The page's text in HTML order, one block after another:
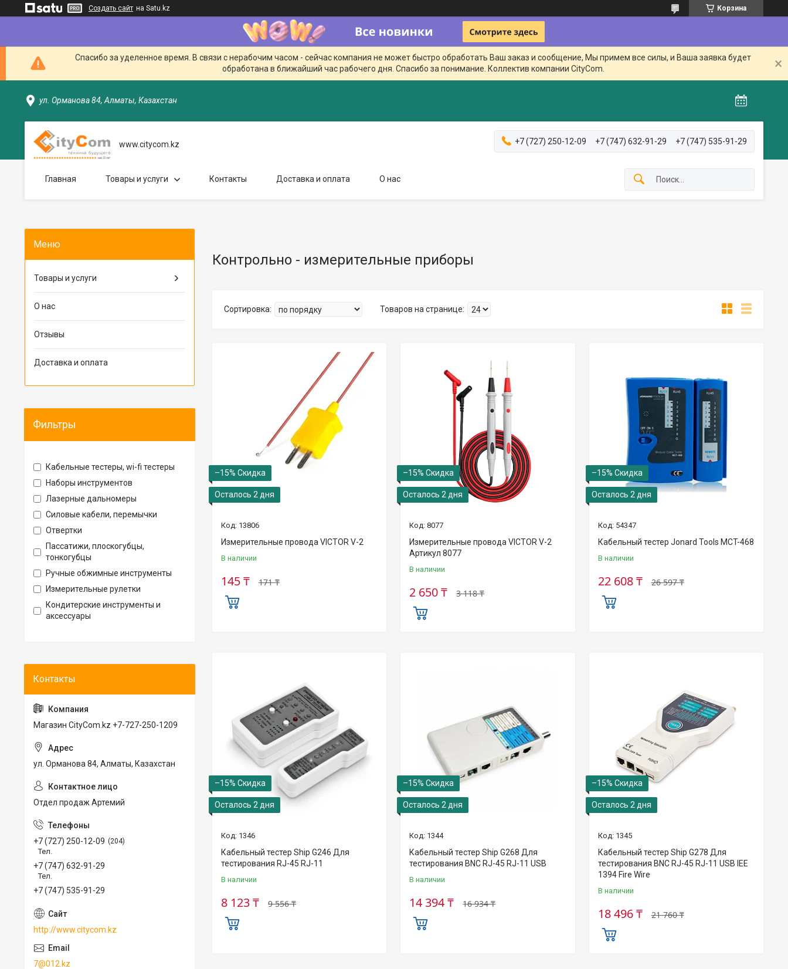
Создать сайт на Satu.kz Корзина
Спасибо за уделенное время. В связи с нерабочим часом - сейчас компания не может быстро обработать Ваш заказ и сообщение, Мы примем все силы, и Ваша заявка будет
обработана в ближайший час рабочего дня. Спасибо за понимание. Коллектив компании CityCom.
ул. Орманова 84, Алматы, Казахстан
www.citycom.kz +7 (727) 250-12-09 +7 (747) 632-91-29 +7 (747) 535-91-29
Главная Товары и услуги Контакты Доставка и оплата О нас
Контрольно - измерительные приборы
–15%
Осталось 2 дня
13806
Измерительные провода VICTOR V-2
В наличии
171 ₸
145 ₸
–15%
Осталось 2 дня
8077
Измерительные провода VICTOR V-2
Артикул 8077
В наличии
3 118 ₸
2 650 ₸
–15%
Осталось 2 дня
54347
Кабельный тестер Jonard Tools MCT-468
В наличии
26 597 ₸
22 608 ₸
–15%
Осталось 2 дня
1346
Кабельный тестер Ship G246 Для
тестирования RJ-45 RJ-11
В наличии
9 556 ₸
8 123 ₸
–15%
Осталось 2 дня
1344
Кабельный тестер Ship G268 Для
тестирования BNC RJ-45 RJ-11 USB
В наличии
16 934 ₸
14 394 ₸
–15%
Осталось 2 дня
1345
Кабельный тестер Ship G278 Для
тестирования BNC RJ-45 RJ-11 USB IEE
1394 Fire Wire
В наличии
21 760 ₸
18 496 ₸
Товары и услуги
О нас
Отзывы
Доставка и оплата
Фильтры
Кабельные тестеры, wi-fi тестеры
Наборы инструментов
Лазерные дальномеры
Силовые кабели, перемычки
Отвертки
Пассатижи, плоскогубцы,
тонкогубцы
Ручные обжимные инструменты
Измерительные рулетки
Кондитерские инструменты и
аксессуары
Магазин CityCom.kz +7-727-250-1209
ул. Орманова 84, Алматы, Казахстан
Отдел продаж Артемий
+7 (727) 250-12-09 204
Тел.
+7 (747) 632-91-29
Тел.
+7 (747) 535-91-29
http://www.citycom.kz
7@012.kz